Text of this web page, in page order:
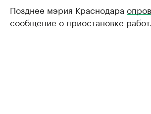
Позднее мэрия Краснодара
сообщение о приостановке работ.